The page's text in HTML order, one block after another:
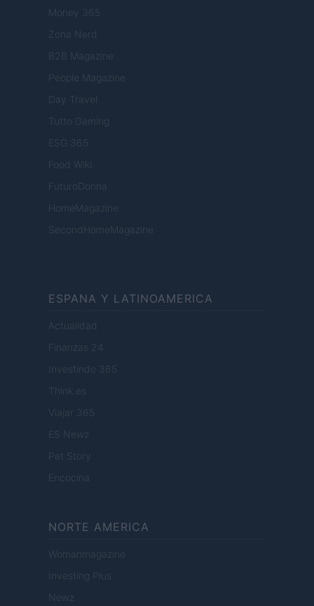
Money 365
Zona Nerd
B2B Magazine
People Magazine
Day Travel
Tutto Gaming
ESG 365
Food Wiki
FuturoDonna
HomeMagazine
SecondHomeMagazine
ESPANA Y LATINOAMERICA
Actualidad
Finanzas 24
Investindo 365
Think.es
Viajar 365
ES Newz
Pet Story
Encocina
NORTE AMERICA
Womanmagazine
Investing Plus
Newz